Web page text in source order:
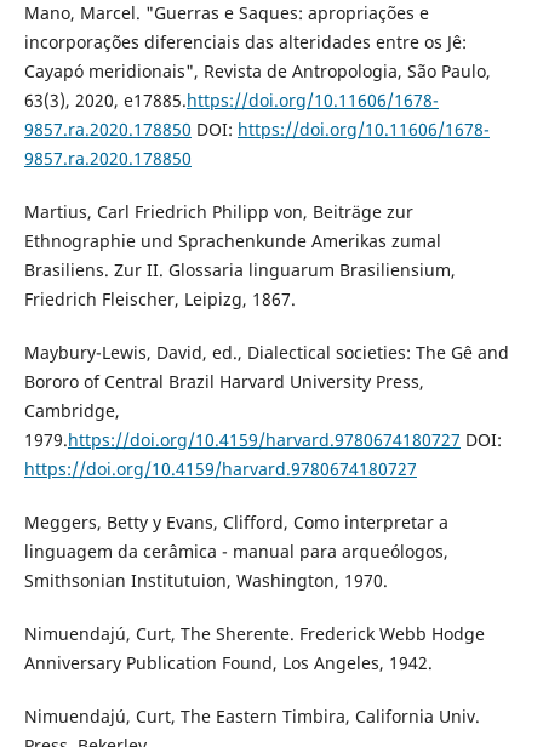
Mano, Marcel. "Guerras e Saques: apropriações e
incorporações diferenciais das alteridades entre os Jê:
Cayapó meridionais", Revista de Antropologia, São Paulo,
63(3), 2020, e17885.https://doi.org/10.11606/1678-
9857.ra.2020.178850 DOI: https://doi.org/10.11606/1678-
9857.ra.2020.178850
Martius, Carl Friedrich Philipp von, Beiträge zur
Ethnographie und Sprachenkunde Amerikas zumal
Brasiliens. Zur II. Glossaria linguarum Brasiliensium,
Friedrich Fleischer, Leipizg, 1867.
Maybury-Lewis, David, ed., Dialectical societies: The Gê and
Bororo of Central Brazil Harvard University Press,
Cambridge,
1979.https://doi.org/10.4159/harvard.9780674180727 DOI:
https://doi.org/10.4159/harvard.9780674180727
Meggers, Betty y Evans, Clifford, Como interpretar a
linguagem da cerâmica - manual para arqueólogos,
Smithsonian Institutuion, Washington, 1970.
Nimuendajú, Curt, The Sherente. Frederick Webb Hodge
Anniversary Publication Found, Los Angeles, 1942.
Nimuendajú, Curt, The Eastern Timbira, California Univ.